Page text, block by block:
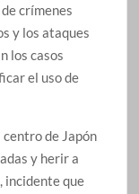
crímenes
y los ataques
los casos
el uso de
de Japón
y herir a
incidente que